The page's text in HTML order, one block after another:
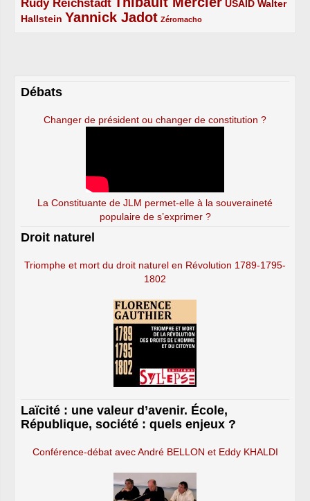
Rudy Reichstadt
3/5
4/5 USAID
2/5
Walter
Hallstein
2/5 Yannick Jadot
4/5 Zéromacho
1/5
Débats
Changer de président ou changer de constitution ?
La Constituante de JLM permet-elle à la souveraineté
populaire de s’exprimer ?
Droit naturel
Triomphe et mort du droit naturel en Révolution 1789-1795-
1802
Laïcité : une valeur d’avenir. École,
République, société : quels enjeux ?
Conférence-débat avec André BELLON et Eddy KHALDI